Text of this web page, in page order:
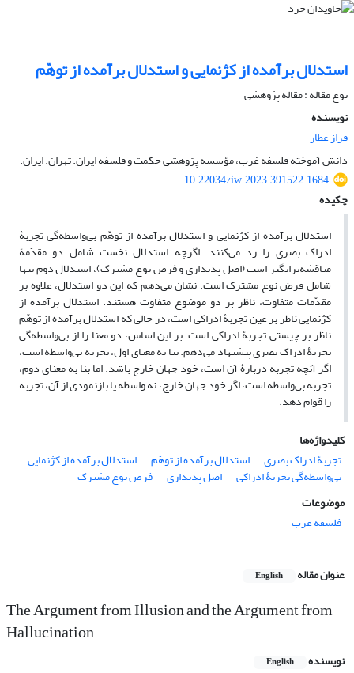
استدلال برآمده از کژنمایی و استدلال برآمده از توهّم
نوع مقاله : مقاله پژوهشی
نویسنده
فراز عطار
دانش آموخته فلسفه غرب، مؤسسه پژوهشی حکمت و فلسفه ایران. تهران. ایران.
10.22034/iw.2023.391522.1684
چکیده
استدلال برآمده از کژنمایی و استدلال برآمده از توهّم بی‌واسطه‌گی تجربۀ
ادراک بصری را رد می‌کنند. اگرچه استدلال نخست شامل دو مقدّمۀ
مناقشه‌برانگیز است (اصل پدیداری و فرض نوع مشترک)، استدلال دوم تنها
شامل فرض نوع مشترک است. نشان می‌دهم که این دو استدلال، علاوه بر
مقدّمات متفاوت، ناظر بر دو موضوع متفاوت هستند. استدلال برآمده از
کژنمایی ناظر بر عین تجربۀ ادراکی است، در حالی که استدلال برآمده از توهّم
ناظر بر چیستی تجربۀ ادراکی است. بر این اساس، دو معنا را از بی‌واسطه‌گی
تجربۀ ادراک بصری پیشنهاد می‌دهم. بنا به معنای اول، تجربه‌ بی‌واسطه است،
اگر آنچه تجربه دربارۀ آن است، خود جهان خارج باشد. اما بنا به معنای دوم،
تجربه‌ بی‌واسطه است، اگر خود جهان خارج، نه واسطه یا بازنمودی از آن، تجربه
را قوام دهد.
کلیدواژه‌ها
تجربۀ ادراک بصری
استدلال برآمده از توهّم استدلال برآمده از کژنمایی
بی‌واسطه‌گی تجربۀ ادراکی اصل پدیداری
فرض نوع مشترک
موضوعات
فلسفه غرب
عنوان مقاله English
The Argument from Illusion and the Argument from
Hallucination
نویسنده English